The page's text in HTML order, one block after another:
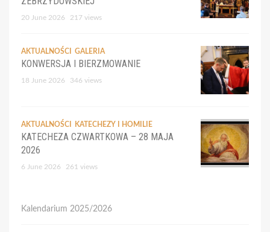
20 June 2026 217 views
AKTUALNOŚCI GALERIA
KONWERSJA I BIERZMOWANIE
18 June 2026 346 views
AKTUALNOŚCI KATECHEZY I HOMILIE
KATECHEZA CZWARTKOWA – 28 MAJA
2026
6 June 2026 261 views
Kalendarium 2025/2026